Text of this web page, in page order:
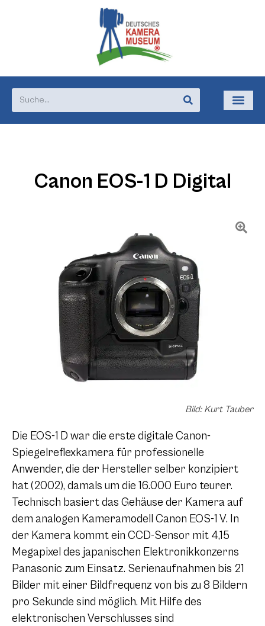
Canon EOS-1 D Digital
Bild: Kurt Tauber
Die EOS-1 D war die erste digitale Canon-
Spiegelreflexkamera für professionelle
Anwender, die der Hersteller selber konzipiert
hat (2002), damals um die 16.000 Euro teurer.
Technisch basiert das Gehäuse der Kamera auf
dem analogen Kameramodell Canon EOS-1 V. In
der Kamera kommt ein CCD-Sensor mit 4,15
Megapixel des japanischen Elektronikkonzerns
Panasonic zum Einsatz. Serienaufnahmen bis 21
Bilder mit einer Bildfrequenz von bis zu 8 Bildern
pro Sekunde sind möglich. Mit Hilfe des
elektronischen Verschlusses sind